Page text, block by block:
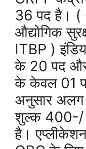
36 पद है। (
औद्योगिक
ITBP )
के 20 पद और
के केवल 01
अनुसार
शुल्क 400-/ (
है।